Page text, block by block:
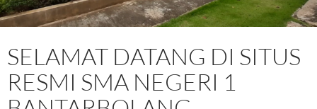
SELAMAT DATANG DI SITUS
RESMI SMA NEGERI 1